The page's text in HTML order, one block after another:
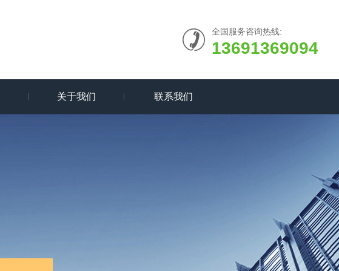
全国服务咨询热线:
13691369094
关于我们 联系我们